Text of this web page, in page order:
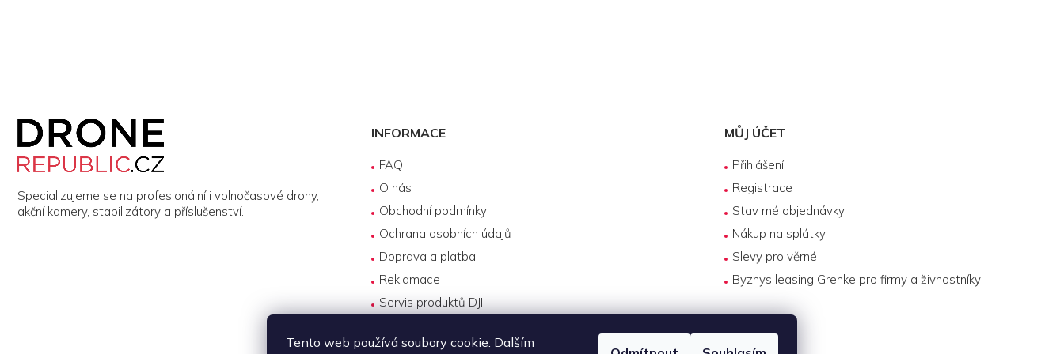
Tento web používá soubory cookie. Dalším
Specializujeme se na profesionální i volnočasové drony,
akční kamery, stabilizátory a příslušenství.
INFORMACE
FAQ
O nás
Obchodní podmínky
Ochrana osobních údajů
Doprava a platba
Reklamace
Servis produktů DJI
MŮJ ÚČET
Přihlášení
Registrace
Stav mé objednávky
Nákup na splátky
Slevy pro věrné
Byznys leasing Grenke pro firmy a živnostníky